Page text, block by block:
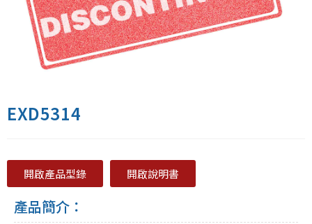
EXD5314
開啟產品型錄 開啟說明書
產品簡介：